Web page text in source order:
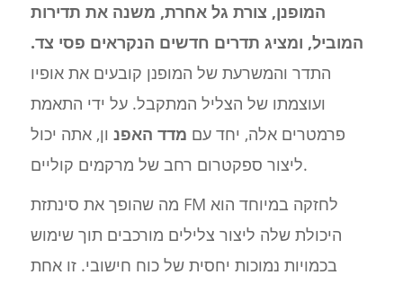
המופנן, צורת גל אחרת, משנה את תדירות
המוביל, ומציג תדרים חדשים הנקראים פסי צד.
התדר והמשרעת של המופנן קובעים את אופיו
ועוצמתו של הצליל המתקבל. על ידי התאמת
פרמטרים אלה, יחד עם מדד האפנ ון, אתה יכול
ליצור ספקטרום רחב של מרקמים קוליים.
מה שהופך את סינתזת FM לחזקה במיוחד הוא
היכולת שלה ליצור צלילים מורכבים תוך שימוש
בכמויות נמוכות יחסית של כוח חישובי. זו אחת